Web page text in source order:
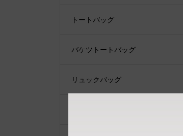
トートバッグ
バケツトートバッグ
リュックバッグ